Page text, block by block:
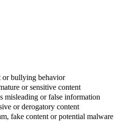
or bullying behavior
or sensitive content
misleading or false information
or derogatory content
fake content or potential malware